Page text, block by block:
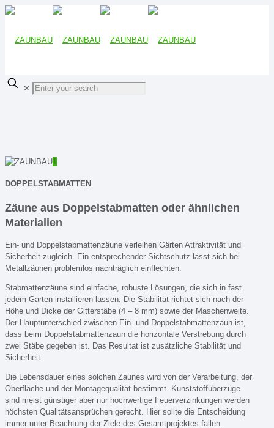
✕
1
DOPPELSTABMATTEN
Zäune aus Doppelstabmatten oder ähnlichen
Materialien
Ein- und Doppelstabmattenzäune verleihen Gärten Attraktivität und
Sicherheit zugleich. Ein entsprechender Sichtschutz lässt sich bei
Metallzäunen problemlos nachträglich einflechten.
Stabmattenzäune sind einfache, robuste Lösungen, die sich in fast
jedem Garten installieren lassen. Die Stabilität richtet sich nach der
Höhe und Dicke der Gitterstäbe (4 – 8 mm) sowie der Maschenweite.
Der Hauptunterschied zwischen Ein- und Doppelstabmattenzaun ist,
dass beim Doppelstabmattenzaun die horizontale Verstrebung durch
zwei Stäbe gegeben ist. Das Resultat ist zusätzliche Stabilität und
Sicherheit.
Die Lebensdauer eines solchen Zaunes wird von der Verarbeitung, der
Oberfläche und der Montagequalität bestimmt. Kunststoffüberzüge
sind meist günstiger aber nur hochwertige Feuerverzinkungen werden
höchsten Qualitätsansprüchen gerecht. Hier sollte die Entscheidung
immer unter Beachtung der Ziele des Gesamtprojektes fallen.